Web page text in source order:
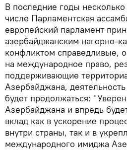
В последние годы
числе Парламентская
европейский парламент
азербайджанским нагорно-
конфликтом справедливые,
на международное право,
поддерживающие
Азербайджана,
будет продолжаться:
Азербайджана и впредь
вклад как в ускорение
внутри страны, так и в
международного имиджа